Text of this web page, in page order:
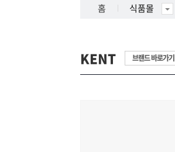
홈
식품몰
KENT 브랜드 바로가기